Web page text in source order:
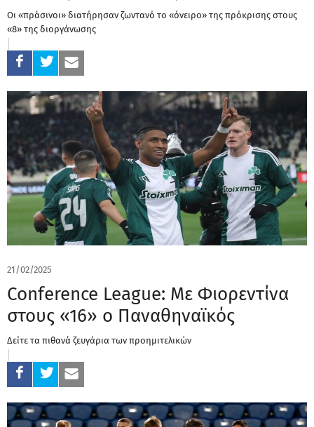
Οι «πράσινοι» διατήρησαν ζωντανό το «όνειρο» της πρόκρισης στους
«8» της διοργάνωσης
21/02/2025
Conference League: Με Φιορεντίνα
στους «16» ο Παναθηναϊκός
Δείτε τα πιθανά ζευγάρια των προημιτελικών